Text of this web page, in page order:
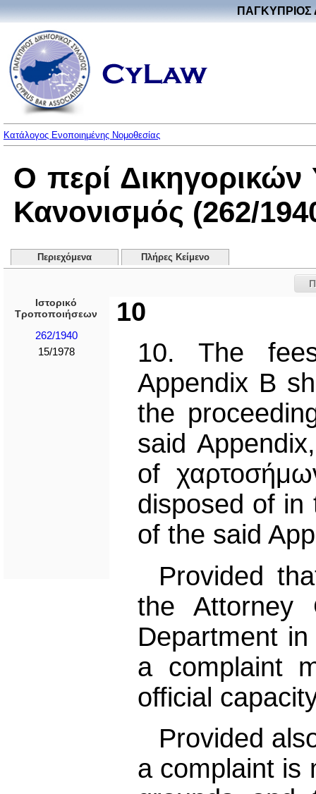
ΠΑΓΚΥΠΡΙΟΣ
Κατάλογος Ενοποιημένης Νομοθεσίας
Ο περί Δικηγορικών
Κανονισμός (262/
Περιεχόμενα Πλήρες Κείμενο
Ιστορικό
Τροποποιήσεων
262/1940
15/1978
10
10. The
Appendix B
the
said
of
disposed of in
of the said
Provided
the
Department
a complaint
official
Provided
a complaint is